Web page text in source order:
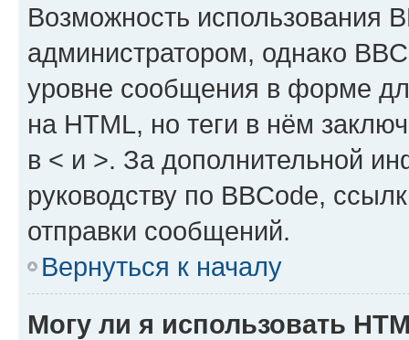
Возможность использования
администратором, однако
уровне сообщения в форме
на HTML, но теги в нём
в < и >. За дополнительной
руководству по BBCode,
отправки сообщений.
Вернуться к началу
Могу ли я использовать